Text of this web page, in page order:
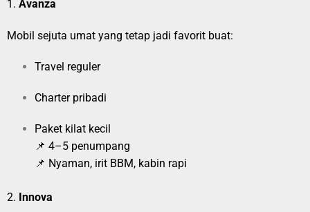
1. Avanza
Mobil sejuta umat yang tetap jadi favorit buat:
Travel reguler
Charter pribadi
Paket kilat kecil
📌 4–5 penumpang
📌 Nyaman, irit BBM, kabin rapi
2. Innova